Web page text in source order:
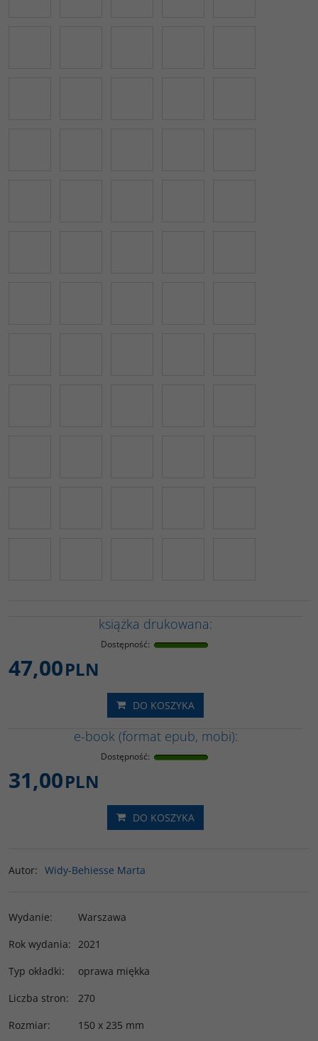
książka drukowana:
Dostępność:
47,00PLN
DO KOSZYKA
e-book (format epub, mobi):
Dostępność:
31,00PLN
DO KOSZYKA
Autor: Widy-Behiesse Marta
Wydanie:
Warszawa
Rok wydania: 2021
Typ okładki:
oprawa miękka
Liczba stron:
270
Rozmiar: 150 x 235 mm